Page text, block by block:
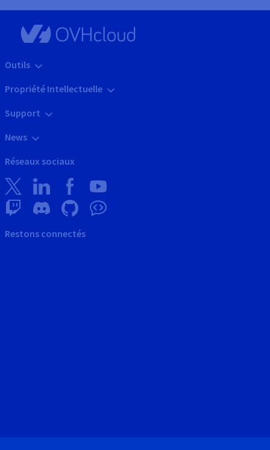
Outils
Propriété Intellectuelle
Support
News
Réseaux sociaux
Restons connectés